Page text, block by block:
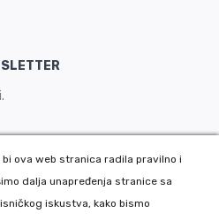
ova web stranica radila pravilno i
dalja unapređenja stranice sa
iskustva, kako bismo